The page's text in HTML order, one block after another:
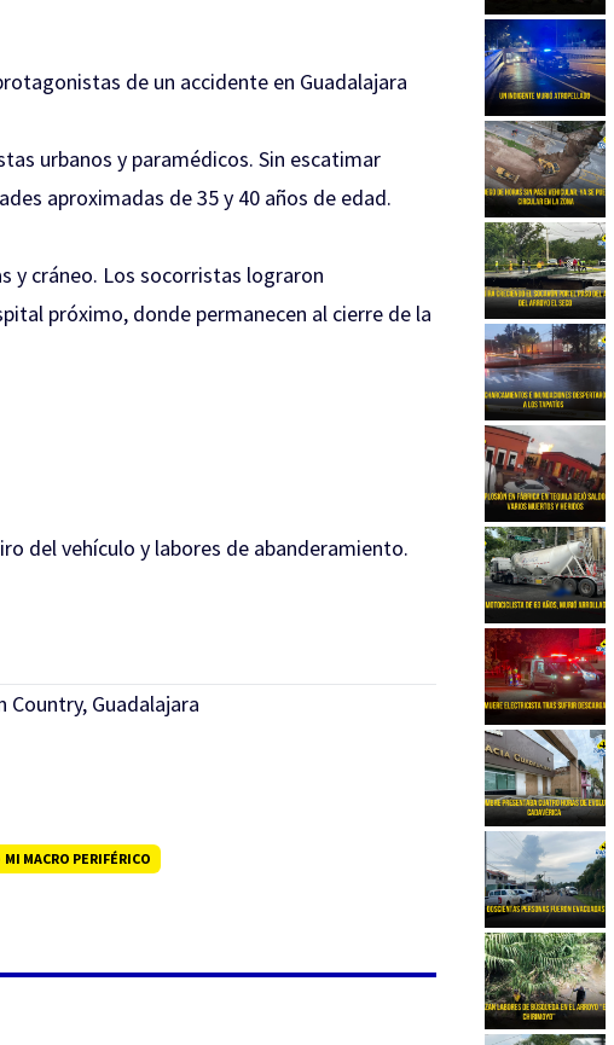
de un accidente en Guadalajara
urbanos y paramédicos. Sin escatimar
aproximadas de 35 y 40 años de edad.
y cráneo. Los socorristas lograron
próximo, donde permanecen al cierre de la
del vehículo y labores de abanderamiento.
Country, Guadalajara
MI MACRO PERIFÉRICO